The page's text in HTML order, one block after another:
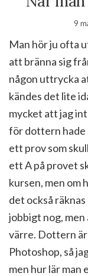
9
Man hör ju ofta
att bränna sig
någon uttrycka
kändes det lite
mycket att jag
för dottern hade
ett prov som
ett A på provet
kursen, men om
det också
jobbigt nog,
värre. Dottern
Photoshop, så
men hur lär